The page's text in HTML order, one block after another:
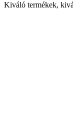
Kiváló termékek,